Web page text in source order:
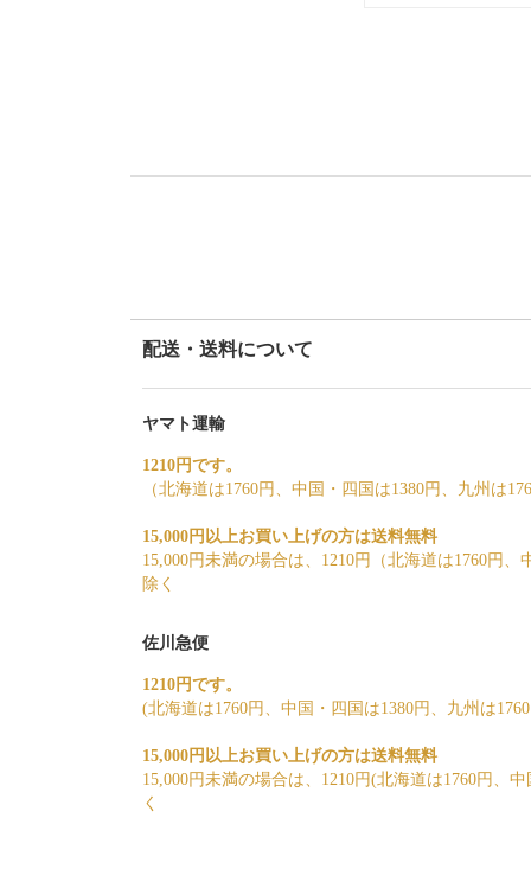
配送・送料について
ヤマト運輸
1210円です。
（北海道は1760円、中国・四国は1380円、九州は
15,000円以上お買い上げの方は送料無料
15,000円未満の場合は、1210円（北海道は1760円
除く
佐川急便
1210円です。
(北海道は1760円、中国・四国は1380円、九州は
15,000円以上お買い上げの方は送料無料
15,000円未満の場合は、1210円(北海道は1760円、
く